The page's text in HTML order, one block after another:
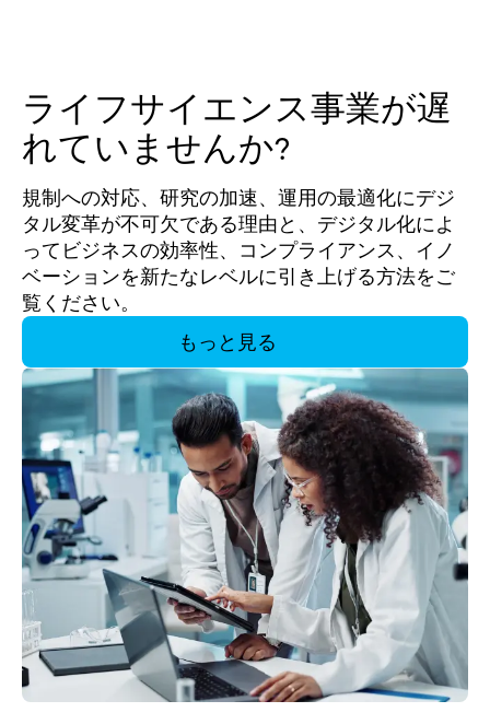
ライフサイエンス事業が遅
れていませんか?
規制への対応、研究の加速、運用の最適化にデジ
タル変革が不可欠である理由と、デジタル化によ
ってビジネスの効率性、コンプライアンス、イノ
ベーションを新たなレベルに引き上げる方法をご
覧ください。
もっと見る